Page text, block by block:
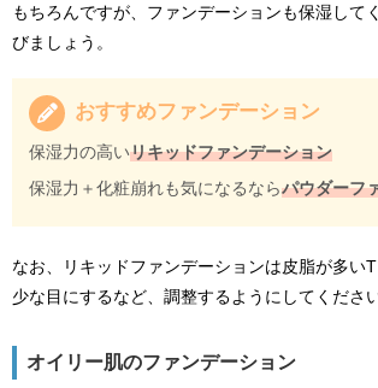
もちろんですが、ファンデーションも保湿して
びましょう。
おすすめファンデーション
保湿力の高いリキッドファンデーション
保湿力＋化粧崩れも気になるならパウダーフ
なお、リキッドファンデーションは皮脂が多い
少な目にするなど、調整するようにしてください
オイリー肌のファンデーション